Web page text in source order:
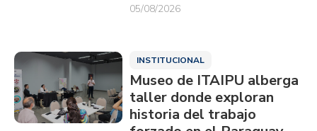
05/08/2026
INSTITUCIONAL
Museo de ITAIPU alberga
taller donde exploran
historia del trabajo